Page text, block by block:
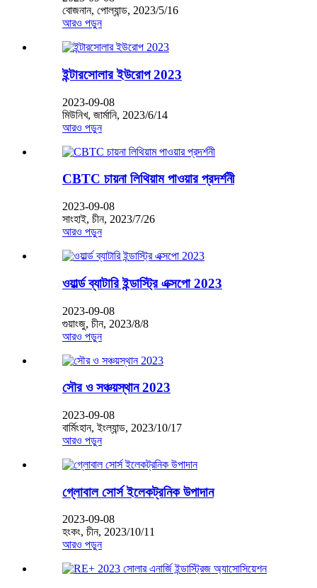
বোজনান, পোল্যান্ড, 2023/5/16
আরও পড়ুন
ইন্টারসোলার ইউরোপ 2023
2023-09-08
মিউনিখ, জার্মানি, 2023/6/14
আরও পড়ুন
CBTC চায়না লিথিয়াম পাওয়ার প্রদর্শনী
2023-09-08
সাংহাই, চীন, 2023/7/26
আরও পড়ুন
ওয়ার্ল্ড ব্যাটারি ইন্ডাস্ট্রি এক্সপো 2023
2023-09-08
গুয়াংজু, চীন, 2023/8/8
আরও পড়ুন
সৌর ও সঞ্চয়স্থান 2023
2023-09-08
বার্মিংহান, ইংল্যান্ড, 2023/10/17
আরও পড়ুন
গ্লোবাল সোর্স ইলেকট্রনিক উপাদান
2023-09-08
হংকং, চীন, 2023/10/11
আরও পড়ুন